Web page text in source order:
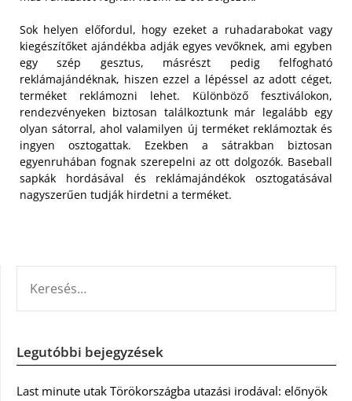
Sok helyen előfordul, hogy ezeket a ruhadarabokat vagy
kiegészítőket ajándékba adják egyes vevőknek, ami egyben
egy szép gesztus, másrészt pedig felfogható
reklámajándéknak, hiszen ezzel a lépéssel az adott céget,
terméket reklámozni lehet. Különböző fesztiválokon,
rendezvényeken biztosan találkoztunk már legalább egy
olyan sátorral, ahol valamilyen új terméket reklámoztak és
ingyen osztogattak. Ezekben a sátrakban biztosan
egyenruhában fognak szerepelni az ott dolgozók. Baseball
sapkák hordásával és reklámajándékok osztogatásával
nagyszerűen tudják hirdetni a terméket.
Legutóbbi bejegyzések
Last minute utak Törökországba utazási irodával: előnyök